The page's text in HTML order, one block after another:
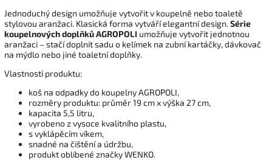
Jednoduchý design umožňuje vytvořit v koupelně nebo toaletě
stylovou aranžaci. Klasická forma vytváří elegantní design.Série
koupelnových doplňků AGROPOLI umožňuje vytvořit jednotnou
aranžaci – stačí doplnit sadu o kelímek na zubní kartáčky, dávkovač
na mýdlo nebo jiné toaletní doplňky.
Vlastnosti produktu:
koš na odpadky do koupelny AGROPOLI,
rozměry produktu: průměr 19 cm x výška 27 cm,
kapacita 5,5 litru,
vyrobeno z vysoce kvalitního plastu,
s vyklápěcím víkem,
snadné na čištění a údržbu,
produkt oblíbené značky WENKO.